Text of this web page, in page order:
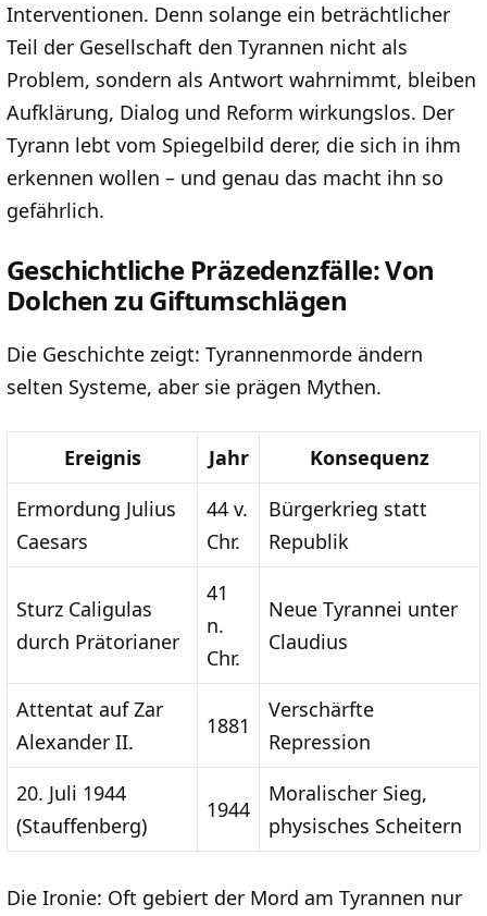
Interventionen. Denn solange ein beträchtlicher
Teil der Gesellschaft den Tyrannen nicht als
Problem, sondern als Antwort wahrnimmt, bleiben
Aufklärung, Dialog und Reform wirkungslos. Der
Tyrann lebt vom Spiegelbild derer, die sich in ihm
erkennen wollen – und genau das macht ihn so
gefährlich.
Geschichtliche Präzedenzfälle: Von
Dolchen zu Giftumschlägen
Die Geschichte zeigt: Tyrannenmorde ändern
selten Systeme, aber sie prägen Mythen.
Ereignis Jahr
Konsequenz
Ermordung Julius
Caesars
44 v.
Chr.
Bürgerkrieg statt
Republik
Sturz Caligulas
durch Prätorianer
41
n.
Chr.
Neue Tyrannei unter
Claudius
Attentat auf Zar
Alexander II.
1881
Verschärfte
Repression
20. Juli 1944
(Stauffenberg)
1944
Moralischer Sieg,
physisches Scheitern
Die Ironie: Oft gebiert der Mord am Tyrannen nur